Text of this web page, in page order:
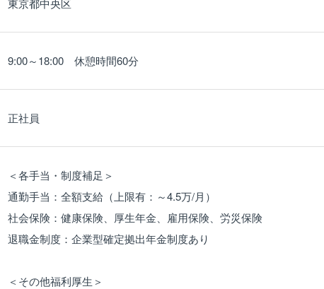
東京都中央区
9:00～18:00 休憩時間60分
正社員
＜各手当・制度補足＞
通勤手当：全額支給（上限有：～4.5万/月）
社会保険：健康保険、厚生年金、雇用保険、労災保険
退職金制度：企業型確定拠出年金制度あり
＜その他福利厚生＞